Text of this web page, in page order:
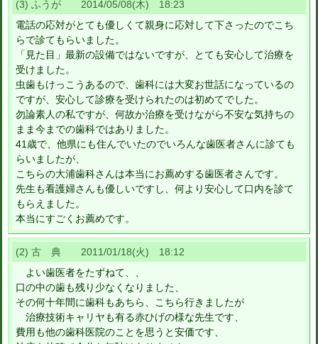
(3) ふうが 2014/05/08(木) 18:23
電話の応対がとても優しくて親身に応対して下さったのでこち
らで診てもらいました。
「見た目」最新の設備ではないですが、とても安心して治療を
受けました。
虫歯もけっこうあるので、歯科には大変お世話になっているの
ですが、安心して診療を受けられたのは初めてでした。
勿論素人の私ですが、何故か治療を受けながら不安な気持ちの
まま今までの歯科ではありました。
41歳で、他県にも住んでいたのでいろんな歯医者さんに診ても
らいましたが、
こちらの大浦歯科さんは本当にお薦めする歯医者さんです。
先生も看護婦さんも優しいですし、何より安心して口内を診て
もらえました。
本当にすごくお薦めです。
(2) 古 典 2011/01/18(火) 18:12
よい歯医者をたずねて、、
口の中の歯も残り少なくなりました、
その何十年間に歯科もあちら、こちら行きましたが
治療技術キャリヤも有る赤ひげの様な先生です、
費用も他の歯科医院のことを思うと安価です、